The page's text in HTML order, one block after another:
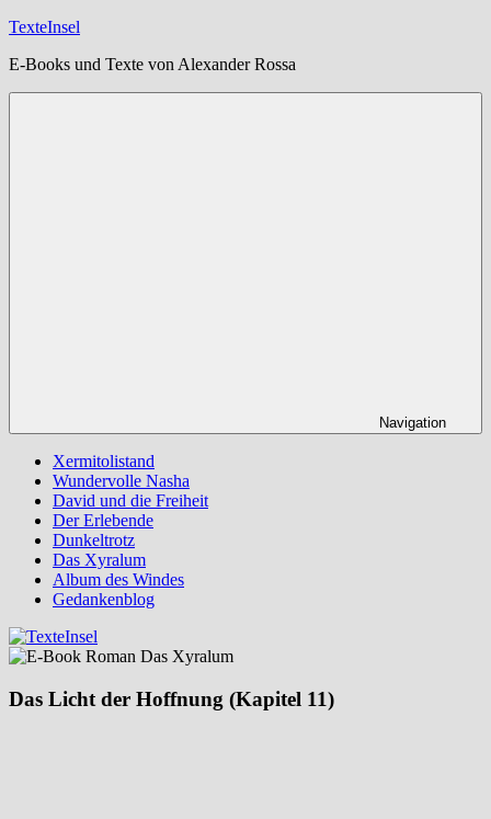
Zum
springen
TexteInsel
E-Books und Texte von Alexander Rossa
Navigation
Xermitolistand
Wundervolle Nasha
David und die Freiheit
Der Erlebende
Dunkeltrotz
Das Xyralum
Album des Windes
Gedankenblog
Das Licht der Hoffnung (Kapitel 11)